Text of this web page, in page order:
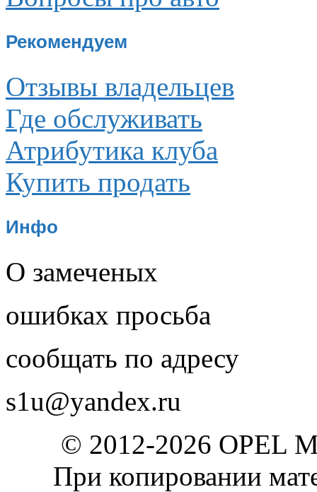
Рекомендуем
Отзывы владельцев
Где обслуживать
Атрибутика клуба
Купить продать
Инфо
О замеченых
ошибках просьба
сообщать по адресу
s1u@yandex.ru
© 2012-2026 OPEL
При копировании